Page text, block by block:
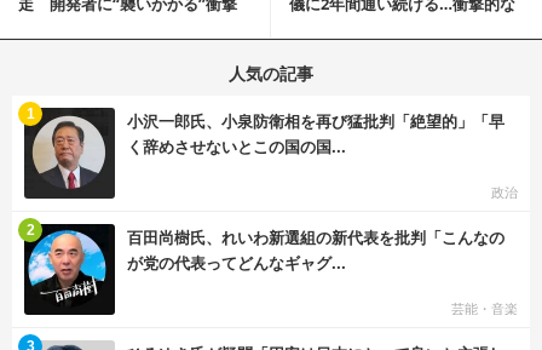
人気の記事
小沢一郎氏、小泉防衛相を再び猛批判「絶望的」「早
く辞めさせないとこの国の国...
政治
1
百田尚樹氏、れいわ新選組の新代表を批判「こんなの
が党の代表ってどんなギャグ...
芸能・音楽
2